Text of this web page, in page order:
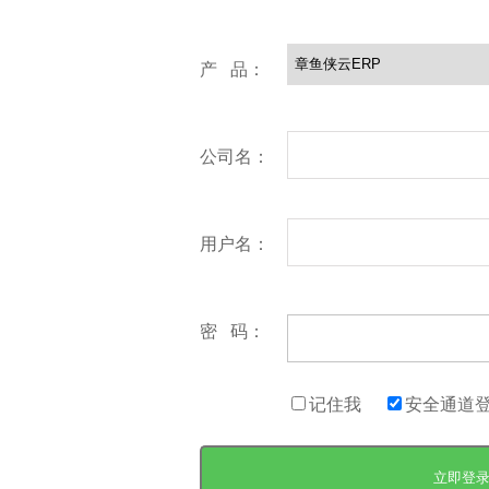
产 品：
公司名：
用户名：
密 码：
记住我 安全通道